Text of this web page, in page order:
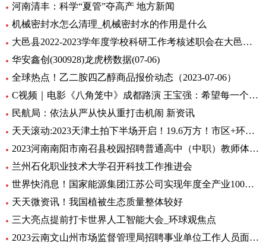
河南清丰：科学“夏管”夺高产 地方新闻
机械密封水怎么清理_机械密封水的作用是什么
大邑县2022-2023学年度学校科研工作考核述职会在大邑县北街小学举行
华安鑫创(300928)龙虎榜数据(07-06)
全球热点！乙二胺四乙醇商品报价动态（2023-07-06）
C视频｜电影《八角笼中》成都路演 王宝强：希望每一个人在艰难中，都把自己的力量激发出来
民航局：依法从严从快从重打击机闹 新资讯
天天滚动:2023天津土拍下半场开启！19.6万方！市区+环城四宗地块连挂
2023河南南阳市南召县校园招聘普通高中（中职）教师体检公告 全球消息
兰州石化职业技术大学召开科技工作推进会
世界快消息！国家能源集团江苏公司实现年度全产业100%绿电消费
天天微资讯！我国植被生态质量整体较好
三大亮点提前打卡世界人工智能大会_环球观焦点
2023云南文山州市场监督管理局招聘事业单位工作人员面试通告